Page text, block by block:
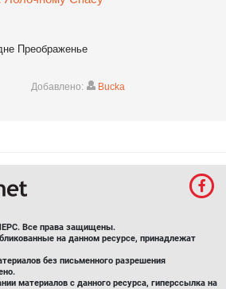
Преображенье
Добавлено: Bucka
Все права защищены.
на данном ресурсе, принадлежат
без письменного разрешения
материалов с данного ресурса, гиперссылка на